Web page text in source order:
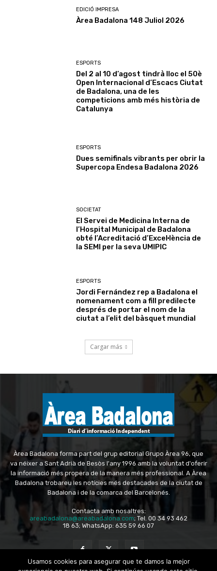
Àrea Badalona forma part del grup editorial Grupo Àrea 96, que
va néixer a Sant Adrià de Besòs l'any 1996 amb la voluntat d'oferir
la informació més propera de la manera més professional. A Àrea
Badalona trobareu les notícies més destacades de la ciutat de
Badalona i de la comarca del Barcelonés.
Contacta amb nosaltres:
areabadalona@areabadalona.com; Tel. 00 34 93 462
18 63; WhatsApp: 635 59 66 07
Usamos cookies para asegurar que te damos la mejor